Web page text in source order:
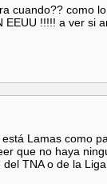
cuando?? como
EEUU !!!!! a ver si
Lamas como
que no haya
del TNA o de la